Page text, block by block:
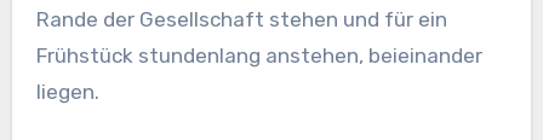
Rande der Gesellschaft stehen und für ein
Frühstück stundenlang anstehen, beieinander
liegen.